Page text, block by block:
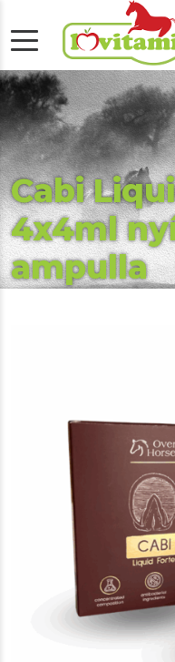
Cabi
4x4ml
ampulla